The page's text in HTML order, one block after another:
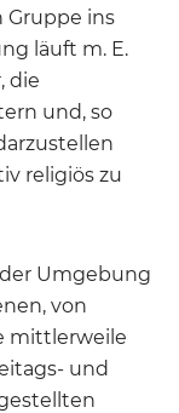
Gruppe ins
läuft m. E.
die
und, so
religiös zu
Umgebung
von
mittlerweile
und